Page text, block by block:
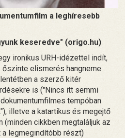
a leghíresebb
keseredve" (origo.hu)
ironikus URH-idézettel indít,
őszinte elismerés hangneme
a szerző kitér
is ("Nincs itt semmi
tempóban
illetve a katartikus és megejtő
(minden cikkben megtaláljuk az
legmegindítóbb részt)